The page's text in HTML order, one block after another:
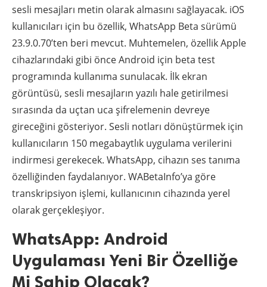
sesli mesajları metin olarak almasını sağlayacak. iOS
kullanıcıları için bu özellik, WhatsApp Beta sürümü
23.9.0.70’ten beri mevcut. Muhtemelen, özellik Apple
cihazlarındaki gibi önce Android için beta test
programında kullanıma sunulacak. İlk ekran
görüntüsü, sesli mesajların yazılı hale getirilmesi
sırasında da uçtan uca şifrelemenin devreye
gireceğini gösteriyor. Sesli notları dönüştürmek için
kullanıcıların 150 megabaytlık uygulama verilerini
indirmesi gerekecek. WhatsApp, cihazın ses tanıma
özelliğinden faydalanıyor. WABetaInfo’ya göre
transkripsiyon işlemi, kullanıcının cihazında yerel
olarak gerçekleşiyor.
WhatsApp: Android
Uygulaması Yeni Bir Özelliğe
Mi Sahip Olacak?